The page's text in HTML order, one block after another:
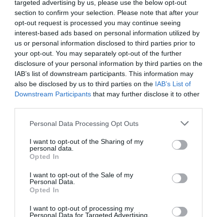
targeted advertising by us, please use the below opt-out
section to confirm your selection. Please note that after your
opt-out request is processed you may continue seeing
interest-based ads based on personal information utilized by
us or personal information disclosed to third parties prior to
your opt-out. You may separately opt-out of the further
disclosure of your personal information by third parties on the
IAB’s list of downstream participants. This information may
also be disclosed by us to third parties on the IAB’s List of
Downstream Participants that may further disclose it to other
Personal Data Processing Opt Outs
I want to opt-out of the Sharing of my
personal data.
Opted In
I want to opt-out of the Sale of my
Personal Data.
Opted In
I want to opt-out of processing my
Personal Data for Targeted Advertising.
Övrig dryck